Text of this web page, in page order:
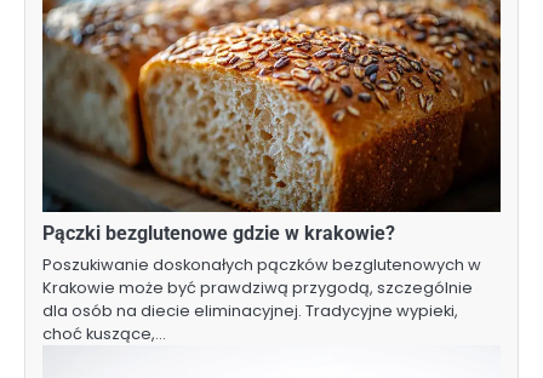
Pączki bezglutenowe gdzie w krakowie?
Poszukiwanie doskonałych pączków bezglutenowych w
Krakowie może być prawdziwą przygodą, szczególnie
dla osób na diecie eliminacyjnej. Tradycyjne wypieki,
choć kuszące,…